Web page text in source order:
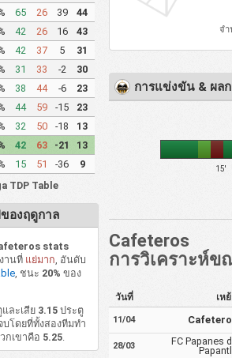
65 26 39
44
42 26 16
43
42 37 5
31
31 33 -2
30
38 44 -6
23
44 59 -15
23
32 50 -18
13
42 63 -21
13
15 51 -36
9
TDP Table
องฤดูกาล
stats
านที่ แย่มาก, อันดับ
, ชนะ 20% ของ
ละเสีย 3.15ประตู
โดยที่ทั้งสองทีมทำ
กเขาคือ 5.25.
จำ
การแข่งขัน & ผล
15'
Cafeteros
การวิเคราะห์
วันที่ เห
11/04
28/03
FC Papanes